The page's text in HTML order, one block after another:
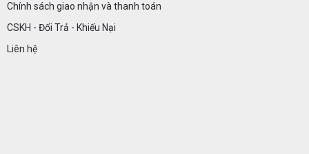
Chính sách giao nhận và thanh toán
CSKH - Đổi Trả - Khiếu Nại
Liên hệ